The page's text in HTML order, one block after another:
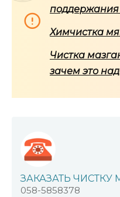
Химчистка
Чистка
зачем это
ЗАКАЗАТЬ ЧИСТКУ
058-5858378